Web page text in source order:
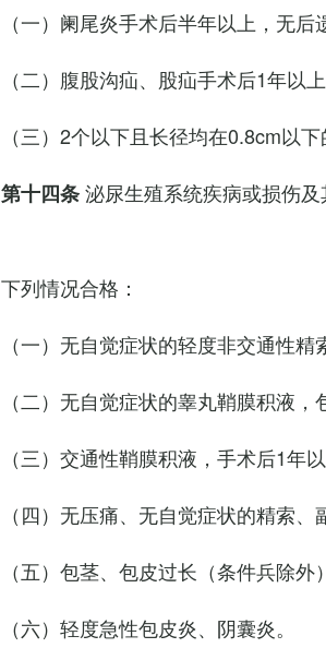
（一）阑尾炎手术后半年以上，无后
（二）腹股沟疝、股疝手术后1年以
（三）2个以下且长径均在0.8cm以下
第十四条泌尿生殖系统疾病或损伤
下列情况合格：
（一）无自觉症状的轻度非交通性
（二）无自觉症状的睾丸鞘膜积液
（三）交通性鞘膜积液，手术后1年
（四）无压痛、无自觉症状的精索
（五）包茎、包皮过长（条件兵除外
（六）轻度急性包皮炎、阴囊炎。